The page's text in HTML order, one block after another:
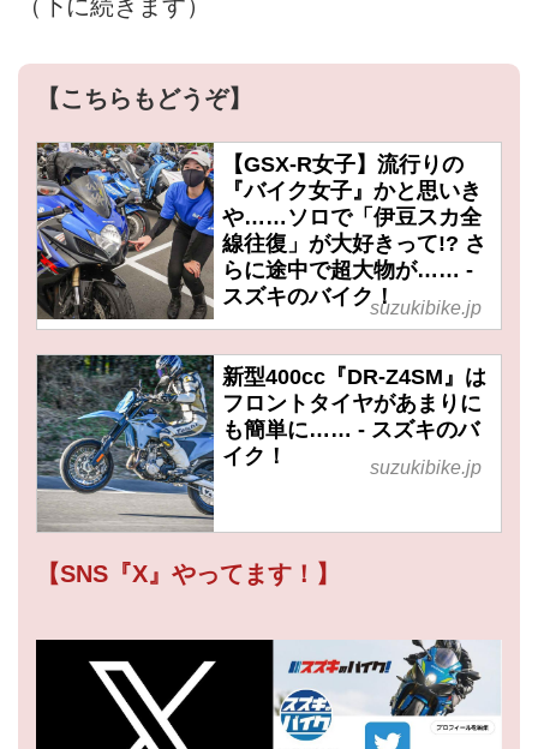
（下に続きます）
【こちらもどうぞ】
【GSX-R女子】流行りの
『バイク女子』かと思いき
や……ソロで「伊豆スカ全
線往復」が大好きって!? さ
らに途中で超大物が…… -
スズキのバイク！suzukibike.jp
新型400cc『DR-Z4SM』は
フロントタイヤがあまりに
も簡単に…… - スズキのバ
イク！
suzukibike.jp
【SNS『X』やってます！】